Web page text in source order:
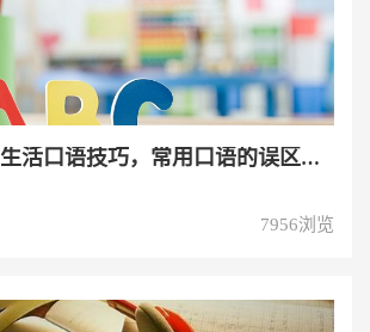
生活口语技巧，常用口语的误区，有哪些常用口语
7956浏览